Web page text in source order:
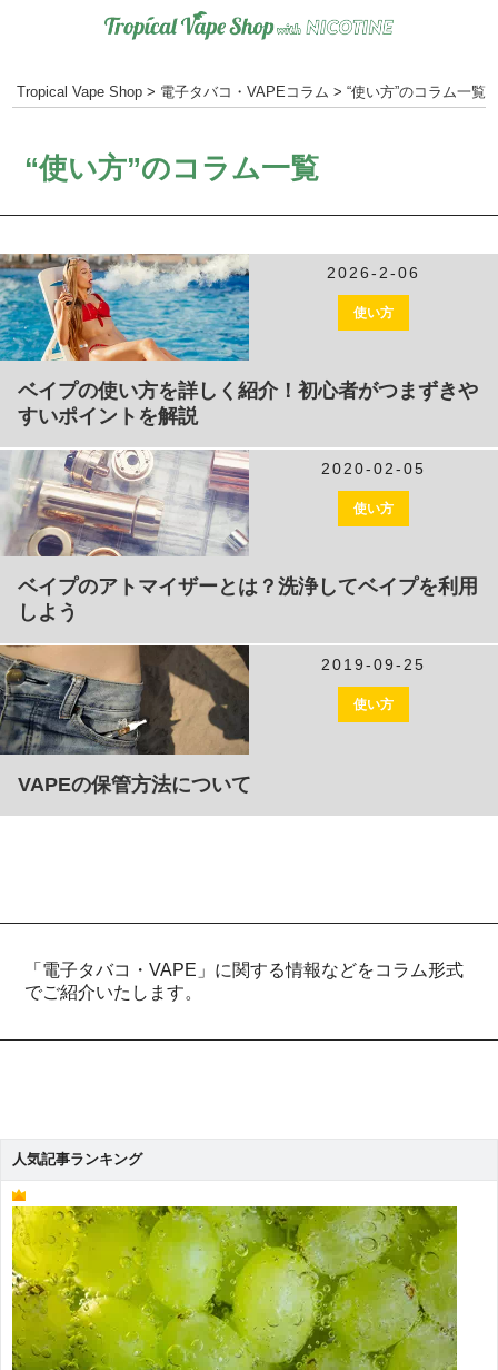
Tropical Vape Shop > 電子タバコ・VAPEコラム >“使い方”のコラム一覧
“使い方”のコラム一覧
2026-2-06
使い方
ベイプの使い方を詳しく紹介！初心者がつまずきや
すいポイントを解説
2020-02-05
使い方
ベイプのアトマイザーとは？洗浄してベイプを利用
しよう
2019-09-25
使い方
VAPEの保管方法について
「電子タバコ・VAPE」に関する情報などをコラム形式
でご紹介いたします。
人気記事ランキング